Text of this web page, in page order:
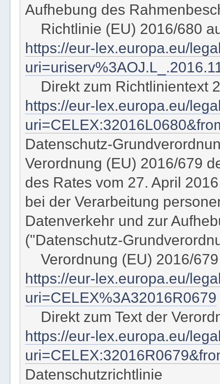
Aufhebung des
Richtlinie (EU) 2016/680
https://eur-lex.europa.eu/
Direkt zum Richtlinientext
https://eur-lex.europa.eu/
Datenschutz-
Verordnung (EU) 2016/679
des Rates vom 27. April
bei der Verarbeitung
Datenverkehr und zur
("Datenschutz-
Verordnung (EU) 2016/
https://eur-lex.europa.eu/
uri=CELEX%3A32016R0679
Direkt zum Text der
https://eur-lex.europa.eu/
Datenschutzrichtlinie